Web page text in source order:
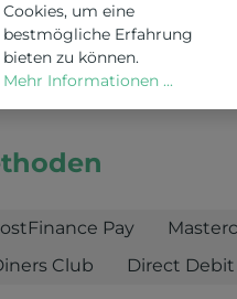
Pay
Club Direct Debit
Cookies, um eine
bestmögliche Erfahrung
bieten zu können.
Mehr Informationen ...